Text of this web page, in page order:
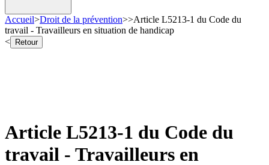
Accueil>Droit de la prévention>>Article L5213-1 du Code du
travail - Travailleurs en situation de handicap
<
Retour
Article L5213-1 du Code du
travail - Travailleurs en